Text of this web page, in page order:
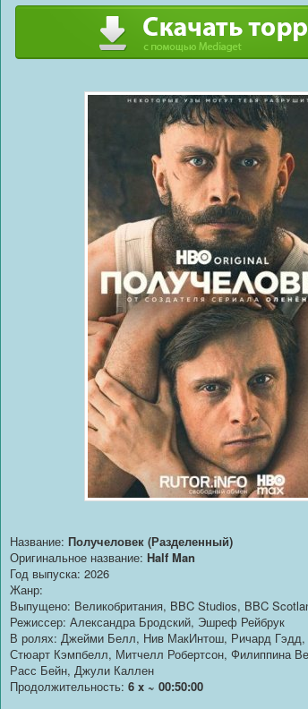
Название: Получеловек (Разделенный)
Оригинальное название: Half Man
Год выпуска: 2026
Жанр:
Выпущено: Великобритания, BBC Studios, BBC
Режиссер: Александра Бродский, Эшреф Рейбрук
В ролях: Джейми Белл, Нив МакИнтош, Ричард
Стюарт Кэмпбелл, Митчелл Робертсон, Филиппина
Расс Бейн, Джули Каллен
Продолжительность: 6 x ~ 00:50:00